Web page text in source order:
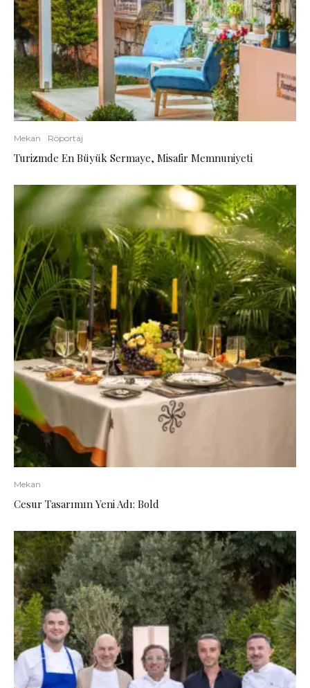
Mekan Röportaj
Turizmde En Büyük Sermaye, Misafir Memnuniyeti
Mekan
Cesur Tasarımın Yeni Adı: Bold